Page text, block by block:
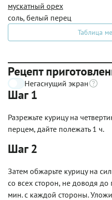
мускатный орех
соль, белый перец
Таблица
Рецепт
Негаснущий экран
Шаг 1
Разрежьте курицу на
перцем, дайте полежать 1 ч.
Шаг 2
Затем обжарьте курицу на
со всех сторон, не доводя
мин. с каждой стороны.